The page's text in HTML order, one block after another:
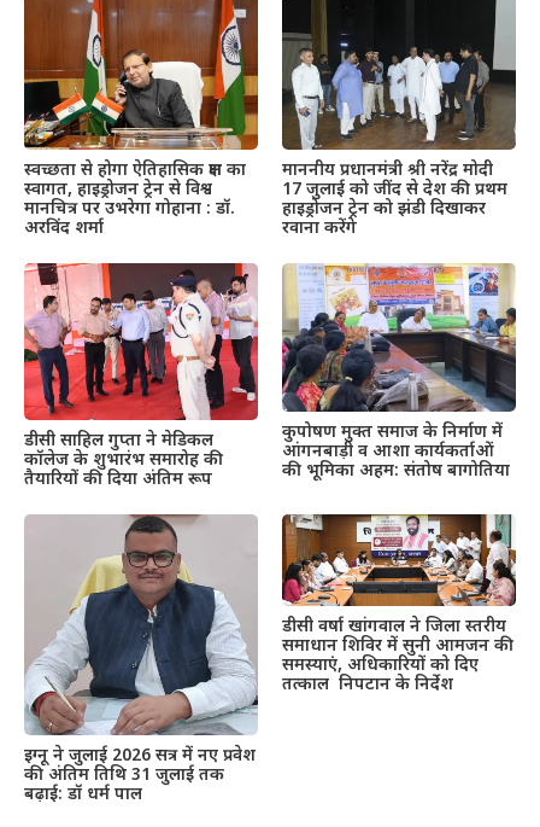
स्वच्छता से होगा ऐतिहासिक क्षण का
स्वागत, हाइड्रोजन ट्रेन से विश्व
मानचित्र पर उभरेगा गोहाना : डॉ.
अरविंद शर्मा
माननीय प्रधानमंत्री श्री नरेंद्र मोदी
17 जुलाई को जींद से देश की प्रथम
हाइड्रोजन ट्रेन को झंडी दिखाकर
रवाना करेंगे
डीसी साहिल गुप्ता ने मेडिकल
कॉलेज के शुभारंभ समारोह की
तैयारियों की दिया अंतिम रूप
कुपोषण मुक्त समाज के निर्माण में
आंगनबाड़ी व आशा कार्यकर्ताओं
की भूमिका अहम: संतोष बागोतिया
इग्नू ने जुलाई 2026 सत्र में नए प्रवेश
की अंतिम तिथि 31 जुलाई तक
बढ़ाई: डॉ धर्म पाल
डीसी वर्षा खांगवाल ने जिला स्तरीय
समाधान शिविर में सुनी आमजन की
समस्याएं, अधिकारियों को दिए
तत्काल निपटान के निर्देश